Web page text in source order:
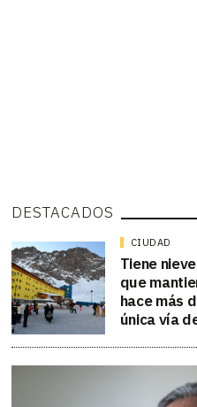
DESTACADOS
CIUDAD
Tiene
que
hace más
única vía